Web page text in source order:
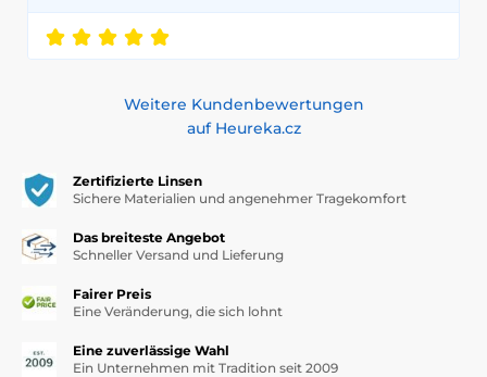
Weitere Kundenbewertungen
auf Heureka.cz
Zertifizierte Linsen
Sichere Materialien und angenehmer Tragekomfort
Das breiteste Angebot
Schneller Versand und Lieferung
Fairer Preis
Eine Veränderung, die sich lohnt
Eine zuverlässige Wahl
Ein Unternehmen mit Tradition seit 2009